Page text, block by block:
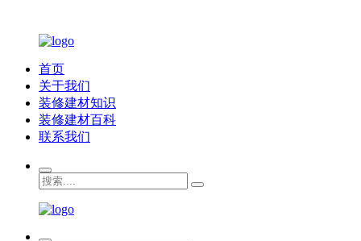
首页
关于我们
装修建材知识
装修建材百科
联系我们